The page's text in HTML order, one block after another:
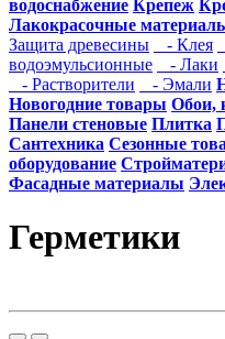
водоснабжение Крепеж
Лакокрасочные
Защита древесины
- Клея
водоэмульсионные
- Лаки
- Растворители
- Эмали
Новогодние товары Обои,
Панели стеновые Плитка
Сантехника Сезонные
оборудование
Фасадные материалы
Герметики